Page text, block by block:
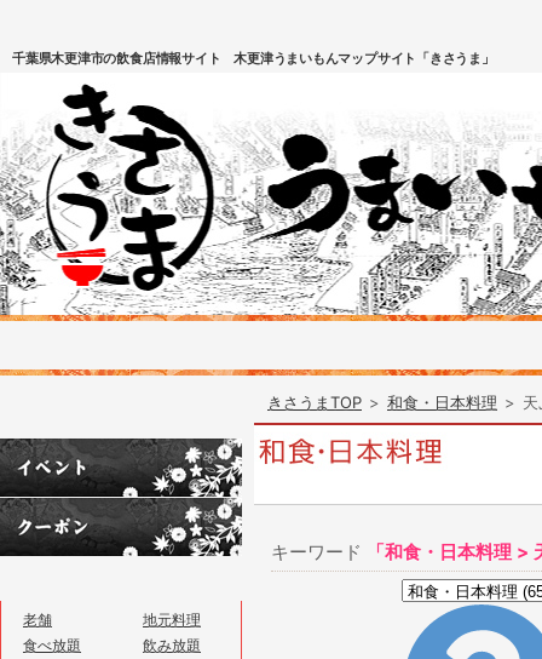
千葉県木更津市の飲食店情報サイト 木更津うまいもんマップサイト「きさうま」
老舗
地元料理
食べ放題
飲み放題
きさうまTOP > 和食・日本料理 >
キーワード 「和食・日本料理 >